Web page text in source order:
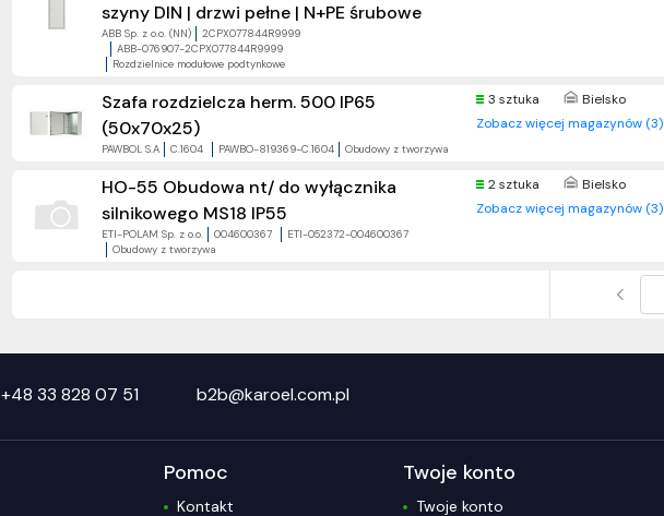
szyny DIN | drzwi pełne | N+PE śrubowe
ABB Sp. z o.o. (NN)
2CPX077844R9999
ABB-076907-2CPX077844R9999
Rozdzielnice modułowe podtynkowe
Szafa rozdzielcza herm. 500 IP65
(50x70x25)
PAWBOL S.A C.1604 PAWBO-819369-C.1604 Obudowy z tworzywa
3 sztuka
Bielsko
Zobacz więcej magazynów (3)
HO-55 Obudowa nt/ do wyłącznika
silnikowego MS18 IP55
ETI-POLAM Sp. z o.o. 004600367
ETI-052372-004600367
Obudowy z tworzywa
2 sztuka
Bielsko
Zobacz więcej magazynów (3)
+48 33 828 07 51 b2b@karoel.com.pl
Pomoc
Kontakt
Twoje konto
Twoje konto